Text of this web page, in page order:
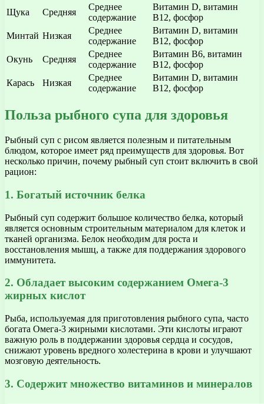
Щука
Средняя
Среднее
содержание
Витамин D, витамин
B12, фосфор
Минтай Низкая
Среднее
содержание
Витамин D, витамин
B12, фосфор
Окунь
Средняя
Среднее
содержание
Витамин B6, витамин
B12, фосфор
Карась
Низкая
Среднее
содержание
Витамин D, витамин
B12, фосфор
Польза рыбного супа для здоровья
Рыбный суп с рисом является полезным и питательным
блюдом, которое имеет ряд преимуществ для здоровья. Вот
несколько причин, почему рыбный суп стоит включить в свой
рацион:
1. Богатый источник белка
Рыбный суп содержит большое количество белка, который
является основным строительным материалом для клеток и
тканей организма. Белок необходим для роста и
восстановления мышц, а также для поддержания здорового
иммунитета.
2. Обладает высоким содержанием Омега-3
жирных кислот
Рыба, используемая для приготовления рыбного супа, часто
богата Омега-3 жирными кислотами. Эти кислоты играют
важную роль в поддержании здоровья сердца и сосудов,
снижают уровень вредного холестерина в крови и улучшают
мозговую деятельность.
3. Содержит множество витаминов и минералов